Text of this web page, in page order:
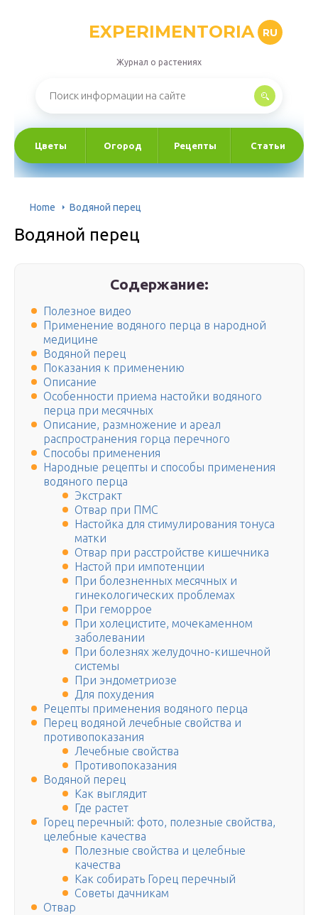
EXPERIMENTORIA RU
Журнал о растениях
Цветы Огород Рецепты Статьи
Home Водяной перец
Водяной перец
Содержание:
Полезное видео
Применение водяного перца в народной
медицине
Водяной перец
Показания к применению
Описание
Особенности приема настойки водяного
перца при месячных
Описание, размножение и ареал
распространения горца перечного
Способы применения
Народные рецепты и способы применения
водяного перца
Экстракт
Отвар при ПМС
Настойка для стимулирования тонуса
матки
Отвар при расстройстве кишечника
Настой при импотенции
При болезненных месячных и
гинекологических проблемах
При геморрое
При холецистите, мочекаменном
заболевании
При болезнях желудочно-кишечной
системы
При эндометриозе
Для похудения
Рецепты применения водяного перца
Перец водяной лечебные свойства и
противопоказания
Лечебные свойства
Противопоказания
Водяной перец
Как выглядит
Где растет
Горец перечный: фото, полезные свойства,
целебные качества
Полезные свойства и целебные
качества
Как собирать Горец перечный
Советы дачникам
Отвар